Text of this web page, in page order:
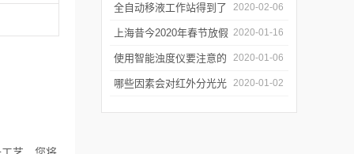
意事项有哪些
全自动移液工作站得到了
广泛的应用
2020-02-06
上海昔今2020年春节放假
通知
2020-01-16
使用智能浊度仪要注意的
几个要点
2020-01-06
哪些因素会对红外分光光 2020-01-02